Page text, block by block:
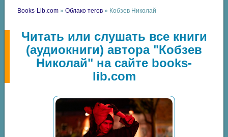
Books-Lib.com »Облако тегов » Кобзев Николай
Читать или слушать все книги
(аудиокниги) автора "Кобзев
Николай" на сайте books-
lib.com